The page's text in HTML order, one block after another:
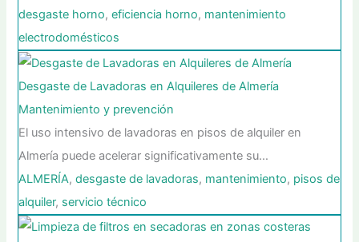
desgaste horno,eficiencia horno, mantenimiento
electrodomésticos
Desgaste de Lavadoras en Alquileres de Almería
Mantenimiento y prevención
El uso intensivo de lavadoras en pisos de alquiler en
Almería puede acelerar significativamente su…
ALMERÍA,desgaste de lavadoras, mantenimiento, pisos de
alquiler, servicio técnico